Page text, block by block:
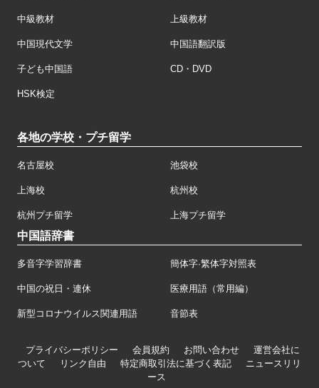
中級教材 上級教材
中国現代文学 中国語翻訳版
子ども中国語 CD・DVD
HSK検定
各地の学校・プチ留学
名古屋校 池袋校
上海校 杭州校
杭州プチ留学 上海プチ留学
中国語辞書
多音字学習辞書 簡体字·繁体字対照表
中国の祝日・連休 医療用語（常用編）
新型コロナウイルス関連用語 音節表
プライバシーポリシー 会員規約 お問い合わせ
運営会社に
ついて
リンク自由 特定商取引法に基づく表記
ニュースリリ
ース